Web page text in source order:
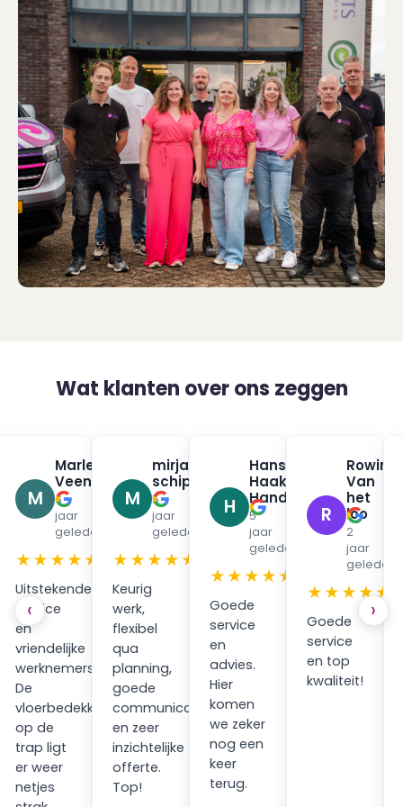
Wat klanten over ons zeggen
M
Marleen
Veenendaal
✓
6
jaar
geleden
★★★★★
Uitstekende
service
en
vriendelijke
werknemers.
De
vloerbedekking
op de
trap ligt
er weer
netjes
M
mirjam
schippers
5
jaar
geleden
★★★★★
Keurig
werk,
flexibel
qua
planning,
goede
communicatie
en zeer
inzichtelijke
offerte.
Top!
H
Hans
Haak
Handpan
5
jaar
geleden
★★★★★
Goede
service
en
advies.
Hier
komen
we zeker
nog een
keer
terug.
R
Rowin
Van
het
loo
2
jaar
geleden
★★★★★
Goede
service
en top
kwaliteit!
‹ ›